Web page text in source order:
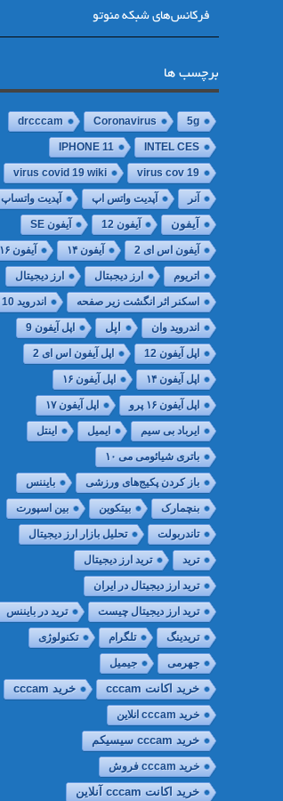
فرکانس‌های شبکه منوتو
برچسب ها
5g
Coronavirus
drcccam
INTEL CES
IPHONE 11
virus cov 19
virus covid 19 wiki
آنر آپدیت واتس اپ آپدیت واتساپ
آیفون آیفون 12 آیفون SE
آیفون اس ای 2 آیفون ۱۴ آیفون ۱۶
اتریوم ارز دیجبتال ارز دیجیتال
اسکنر اثر انگشت زیر صفحه اندروید 10
اندروید وان اپل اپل آیفون 9
اپل آیفون 12 اپل آیفون اس ای 2
اپل آیفون ۱۴ اپل آیفون ۱۶
اپل آیفون ۱۶ پرو اپل آیفون ۱۷
ایرباد بی سیم ایمیل اینتل
باتری شیائومی می ۱۰
باز کردن پکیج‌های ورزشی بایننس
بنچمارک بیتکوین بین اسپورت
تاندربولت تحلیل بازار ارز دیجیتال
ترید ترید ارز دیجیتال
ترید ارز دیجیتال در ایران
ترید ارز دیجیتال چیست ترید در بایننس
تریدینگ تلگرام تکنولوژی
جهرمی جیمیل
خريد اكانت cccam خرید cccam
خرید cccam انلاین
خرید cccam سیسیکم
خرید cccam فروش
خرید اکانت cccam آنلاین